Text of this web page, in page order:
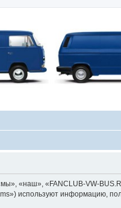
«наш», «FANCLUB-VW-
используют информацию,